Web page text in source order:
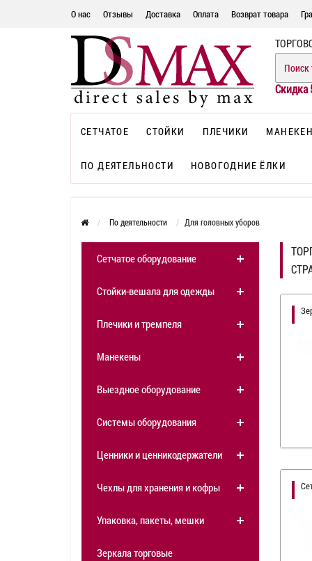
О нас Отзывы Доставка Оплата Возврат товара
Скидка
СЕТЧАТОЕ СТОЙКИ ПЛЕЧИКИ
ПО ДЕЯТЕЛЬНОСТИ НОВОГОДНИЕ ЁЛКИ
По деятельности Для головных уборов
Сетчатое оборудование
Стойки-вешала для одежды
Плечики и тремпеля
Манекены
Выездное оборудование
Системы оборудования
Ценники и ценникодержатели
Чехлы для хранения и кофры
Упаковка, пакеты, мешки
Зеркала торговые